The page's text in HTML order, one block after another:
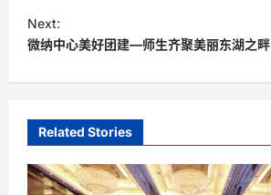
s
t
v
g
Next:
微纳中心美好团建—师生齐聚美丽东湖之畔
Related Stories